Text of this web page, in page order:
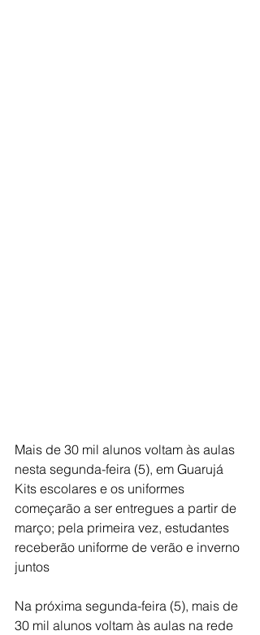
Mais de 30 mil alunos voltam às aulas
nesta segunda-feira (5), em Guarujá
Kits escolares e os uniformes
começarão a ser entregues a partir de
março; pela primeira vez, estudantes
receberão uniforme de verão e inverno
juntos
Na próxima segunda-feira (5), mais de
30 mil alunos voltam às aulas na rede